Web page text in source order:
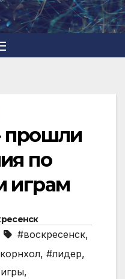
прошли
по
играм
#воскресенск,
, #лидер,
,